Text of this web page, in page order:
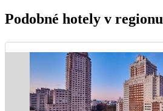
Podobné hotely v regionu